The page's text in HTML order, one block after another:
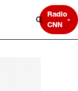
Radio
CNN